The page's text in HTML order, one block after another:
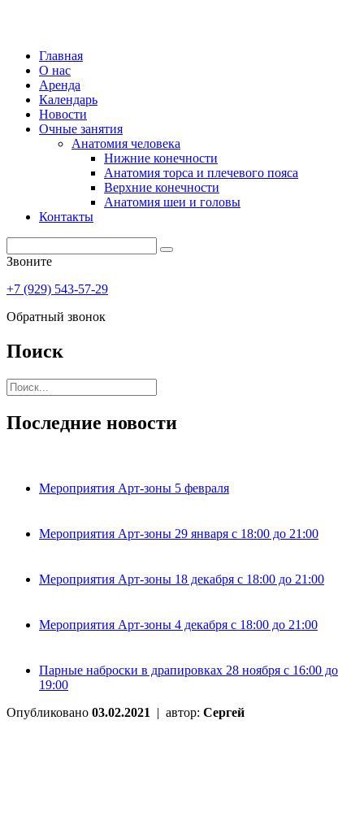
Главная
О нас
Аренда
Календарь
Новости
Очные занятия
Анатомия человека
Нижние конечности
Анатомия торса и плечевого пояса
Верхние конечности
Анатомия шеи и головы
Контакты
Звоните
+7 (929) 543-57-29
Обратный звонок
Поиск
Последние новости
Мероприятия Арт-зоны 5 февраля
Мероприятия Арт-зоны 29 января с 18:00 до 21:00
Мероприятия Арт-зоны 18 декабря с 18:00 до 21:00
Мероприятия Арт-зоны 4 декабря с 18:00 до 21:00
Парные наброски в драпировках 28 ноября с 16:00 до
19:00
Опубликовано 03.02.2021 | автор: Сергей